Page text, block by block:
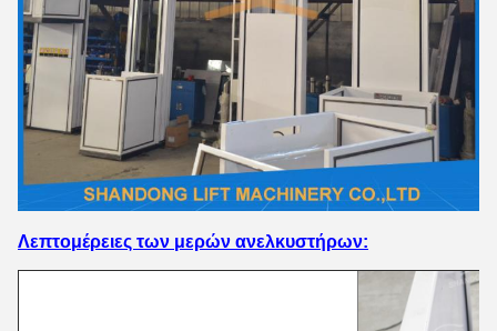
Λεπτομέρειες των μερών ανελκυστήρων: